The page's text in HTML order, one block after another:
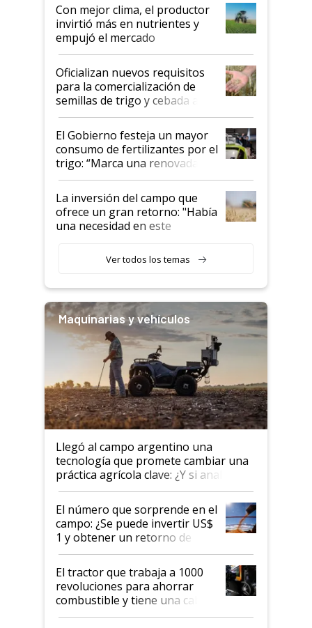
Con mejor clima, el productor
invirtió más en nutrientes y
empujó el mercado
Oficializan nuevos requisitos
para la comercialización de
semillas de trigo y cebada a
granel
El Gobierno festeja un mayor
consumo de fertilizantes por el
trigo: “Marca una renovada
confianza de los productores”
La inversión del campo que
ofrece un gran retorno: "Había
una necesidad en este
Ver todos los temas
Maquinarias y vehículos
Llegó al campo argentino una
tecnología que promete cambiar una
práctica agrícola clave: ¿Y si analizar
el suelo fuera tan simple como
apretar un botón?
El número que sorprende en el
campo: ¿Se puede invertir US$
1 y obtener un retorno de
hasta US$ 10 en agricultura?
El tractor que trabaja a 1000
revoluciones para ahorrar
combustible y tiene una cabina
que parece una computadora: